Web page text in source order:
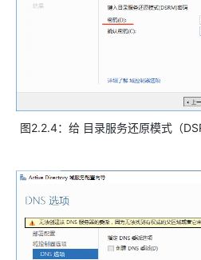
图2.2.4：给 目录服务还原模式（